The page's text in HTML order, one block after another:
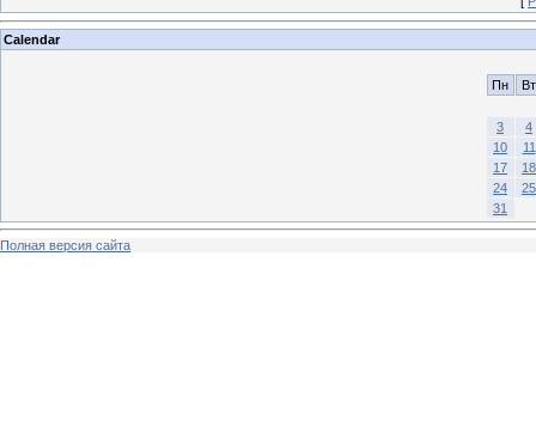
Calendar
Пн Вт
3
4
10
11
17
18
24
25
31
Полная версия сайта